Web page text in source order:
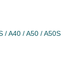
/ A40 / A50 / A50S